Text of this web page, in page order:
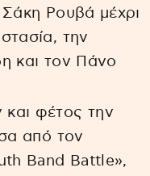
Ρουβά μέχρι
την
και τον Πάνο
και φέτος την
από τον
Band Battle»,